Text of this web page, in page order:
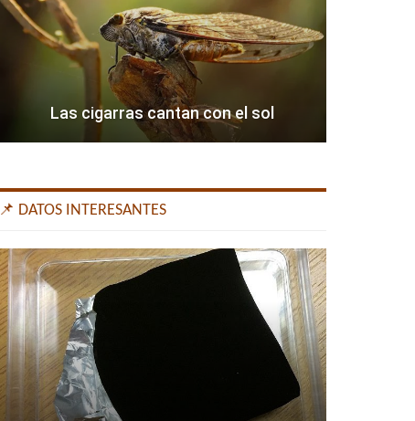
Las cigarras cantan con el sol
📌 DATOS INTERESANTES